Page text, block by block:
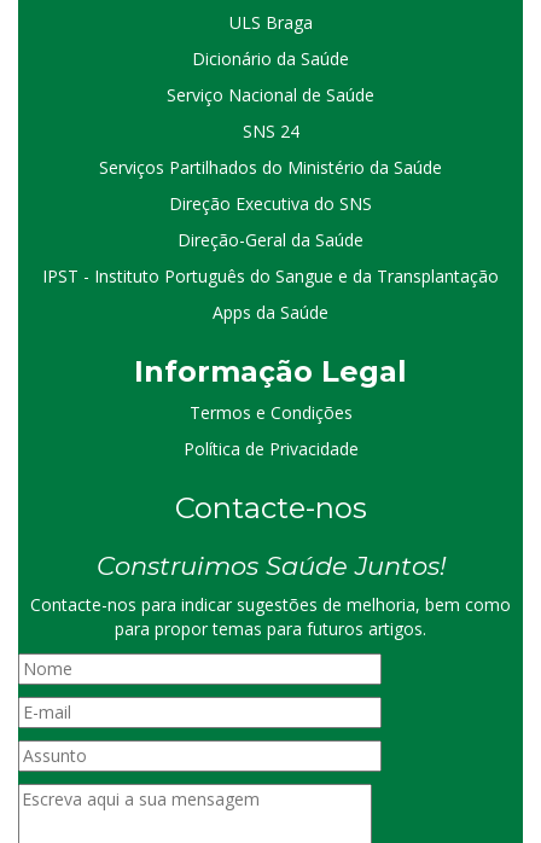
ULS Braga
Dicionário da Saúde
Serviço Nacional de Saúde
SNS 24
Serviços Partilhados do Ministério da Saúde
Direção Executiva do SNS
Direção-Geral da Saúde
IPST - Instituto Português do Sangue e da Transplantação
Apps da Saúde
Informação Legal
Termos e Condições
Política de Privacidade
Contacte-nos
Construimos Saúde Juntos!
Contacte-nos para indicar sugestões de melhoria, bem como
para propor temas para futuros artigos.